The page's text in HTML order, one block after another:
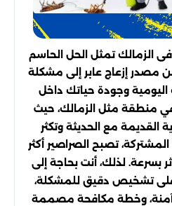
الزمالك تمثل الحل الحاسم
مصدر إزعاج عابر إلى مشكلة
اليومية وجودة حياتك داخل
منطقة مثل الزمالك، حيث
القديمة مع الحديثة وتكثر
تصبح الصراصير أكثر
بسرعة. لذلك، أنت بحاجة إلى
على تشخيص دقيق للمشكلة،
وخطة مكافحة مصممة